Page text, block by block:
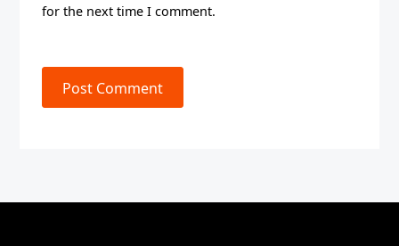
for the next time I comment.
Post Comment